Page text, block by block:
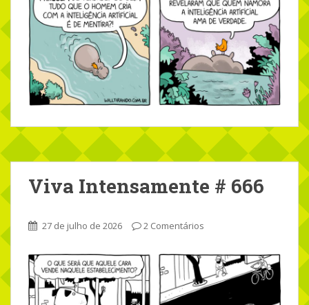
Viva Intensamente # 666
27 de julho de 2026 2 Comentários